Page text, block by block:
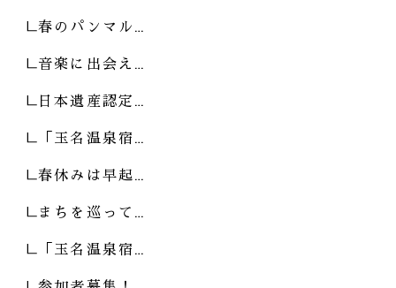
春のパンマル…
音楽に出会え…
日本遺産認定…
「玉名温泉宿…
春休みは早起…
まちを巡って…
「玉名温泉宿…